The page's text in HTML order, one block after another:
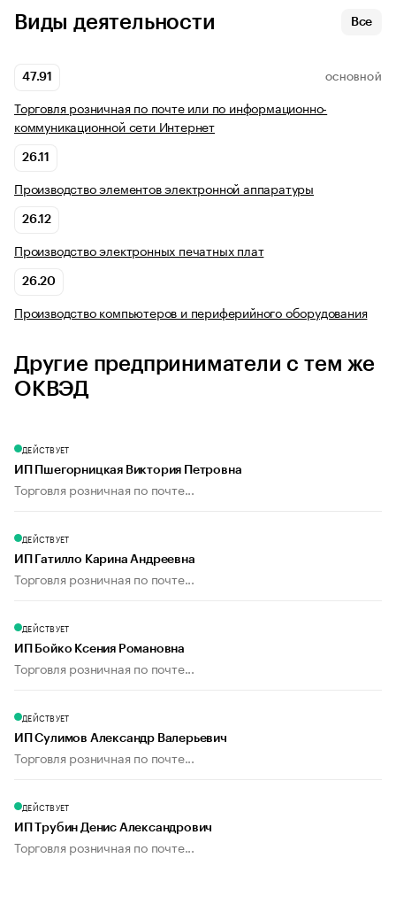
Виды деятельности Все
47.91 ОСНОВНОЙ
Торговля розничная по почте или по информационно-
коммуникационной сети Интернет
26.11
Производство элементов электронной аппаратуры
26.12
Производство электронных печатных плат
26.20
Производство компьютеров и периферийного оборудования
Другие предприниматели с тем же
ОКВЭД
ДЕЙСТВУЕТ
ИП Пшегорницкая Виктория Петровна
Торговля розничная по почте...
ДЕЙСТВУЕТ
ИП Гатилло Карина Андреевна
Торговля розничная по почте...
ДЕЙСТВУЕТ
ИП Бойко Ксения Романовна
Торговля розничная по почте...
ДЕЙСТВУЕТ
ИП Сулимов Александр Валерьевич
Торговля розничная по почте...
ДЕЙСТВУЕТ
ИП Трубин Денис Александрович
Торговля розничная по почте...